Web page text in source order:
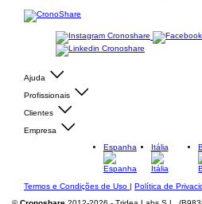
Ajuda
Profissionais
Clientes
Empresa
Espanha
Itália
Termos e Condições de Uso | Política de